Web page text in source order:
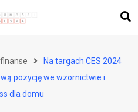
Na targach CES 2024
pozycję we wzornictwie i
dla domu